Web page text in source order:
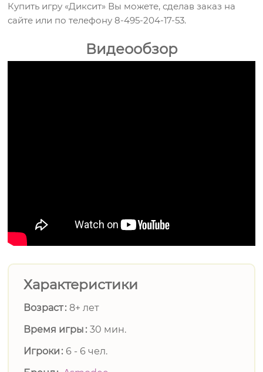
Купить игру «Диксит» Вы можете, сделав заказ на
сайте или по телефону 8-495-204-17-53.
Видеообзор
Характеристики
Возраст 8+ лет
Время игры 30 мин.
Игроки
6 - 6 чел.